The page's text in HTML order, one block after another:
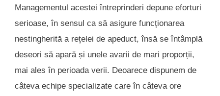
Managementul acestei întreprinderi depune eforturi
serioase, în sensul ca să asigure funcționarea
nestingherită a rețelei de apeduct, însă se întâmplă
deseori să apară și unele avarii de mari proporții,
mai ales în perioada verii. Deoarece dispunem de
câteva echipe specializate care în câteva ore